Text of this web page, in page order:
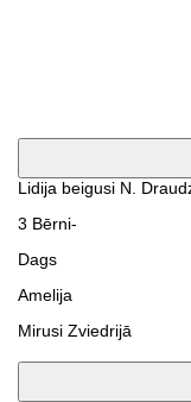
Lidija beigusi N.
3 Bērni-
Dags
Amelija
Mirusi Zviedrijā